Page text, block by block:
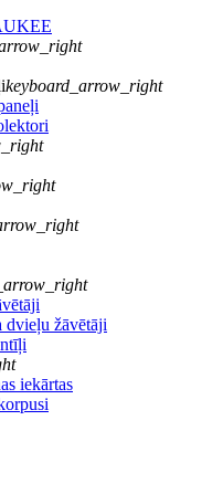
keyboard_arrow_right
dvieļu žāvētāji
iekārtas